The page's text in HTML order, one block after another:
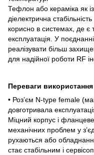
Тефлон або кераміка як
діелектрична
корисно в системах, де є
експлуатація. У
реалізувати більш
для надійної роботи RF
Переваги використання
• Роз’єм N-type female
довготривала
Міцний корпус і
механічних проблем у
рухаються або
стає стабільним і